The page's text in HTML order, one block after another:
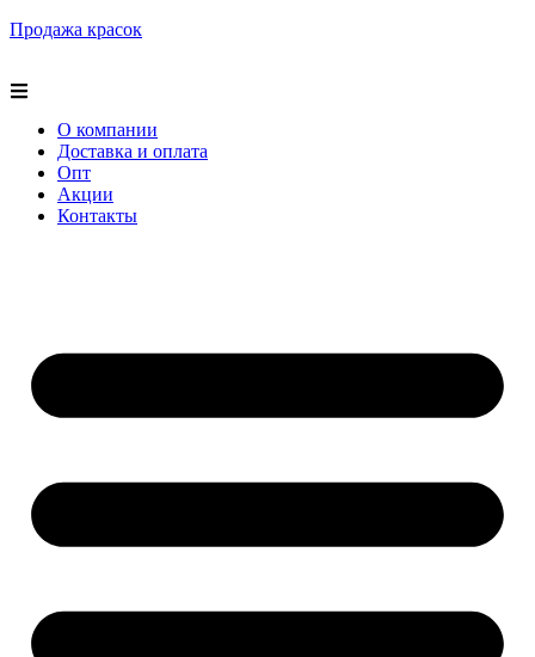
Продажа красок
О компании
Доставка и оплата
Опт
Акции
Контакты